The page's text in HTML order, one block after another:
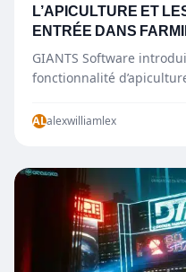
L’APICULTURE ET
ENTRÉE DANS
GIANTS Software
fonctionnalité
ALalexwilliamlex